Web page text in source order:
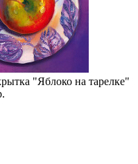
"Яблоко на тарелке"